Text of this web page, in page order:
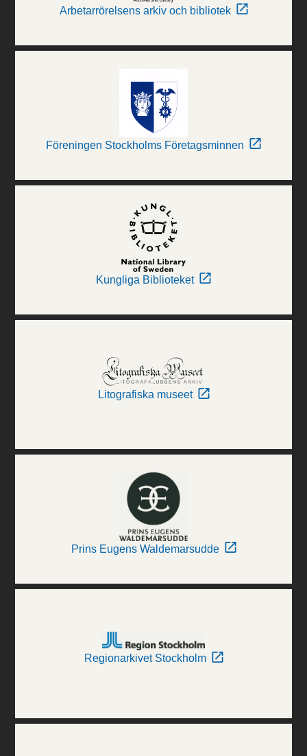
Arbetarrörelsens arkiv och bibliotek
Föreningen Stockholms Företagsminnen
Kungliga Biblioteket
Litografiska museet
Prins Eugens Waldemarsudde
Regionarkivet Stockholm